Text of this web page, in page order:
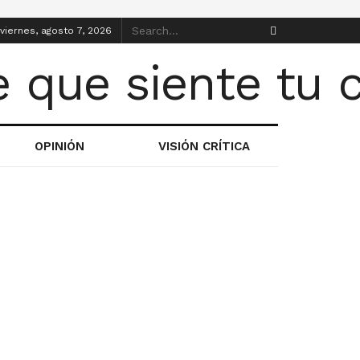
viernes, agosto 7, 2026
OPINIÓN VISIÓN CRÍTICA